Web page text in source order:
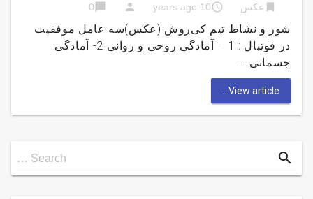
bookmark عکس access_time
10 years ago
person
chat_bubble
0
شور و نشاط تیم کی‌روش (عکس)سه عامل موفقیت
در فوتبال : 1 – آمادگی روحی و روانی 2- آمادگی
جسمانی …
View article...
Search
for
Search … search